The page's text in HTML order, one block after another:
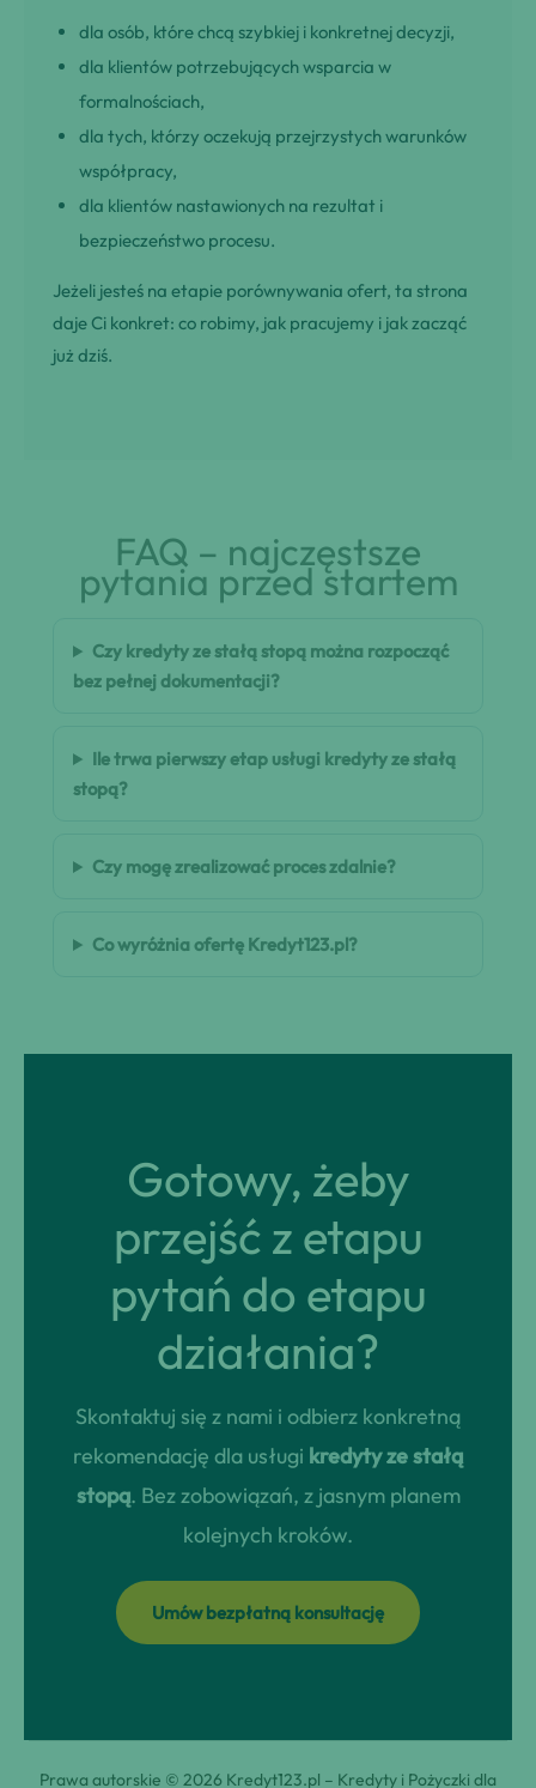
dla osób, które chcą szybkiej i konkretnej decyzji,
dla klientów potrzebujących wsparcia w
formalnościach,
dla tych, którzy oczekują przejrzystych warunków
współpracy,
dla klientów nastawionych na rezultat i
bezpieczeństwo procesu.
Jeżeli jesteś na etapie porównywania ofert, ta strona
daje Ci konkret: co robimy, jak pracujemy i jak zacząć
już dziś.
FAQ – najczęstsze
pytania przed startem
Czy kredyty ze stałą stopą można rozpocząć
bez pełnej dokumentacji?
Ile trwa pierwszy etap usługi kredyty ze stałą
stopą?
Czy mogę zrealizować proces zdalnie?
Co wyróżnia ofertę Kredyt123.pl?
Gotowy, żeby
przejść z etapu
pytań do etapu
działania?
Skontaktuj się z nami i odbierz konkretną
rekomendację dla usługi kredyty ze stałą
stopą. Bez zobowiązań, z jasnym planem
kolejnych kroków.
Umów bezpłatną konsultację
Prawa autorskie © 2026 Kredyt123.pl – Kredyty i Pożyczki dla